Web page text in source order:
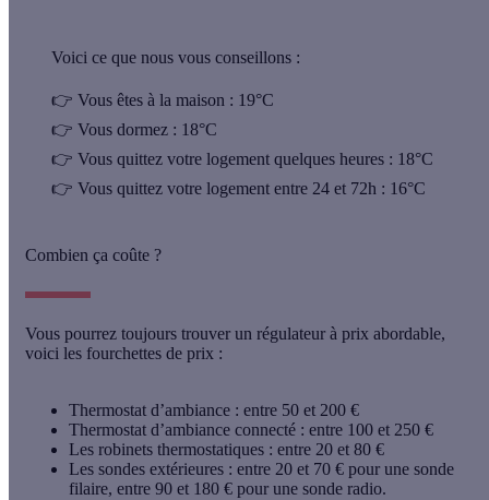
Voici ce que nous vous conseillons :
👉 Vous êtes à la maison : 19°C
👉 Vous dormez : 18°C
👉 Vous quittez votre logement quelques heures : 18°C
👉 Vous quittez votre logement entre 24 et 72h : 16°C
Combien ça coûte ?
Vous pourrez toujours trouver un régulateur à prix abordable,
voici les fourchettes de prix :
Thermostat d’ambiance : entre 50 et 200 €
Thermostat d’ambiance connecté : entre 100 et 250 €
Les robinets thermostatiques : entre 20 et 80 €
Les sondes extérieures : entre 20 et 70 € pour une sonde
filaire, entre 90 et 180 € pour une sonde radio.